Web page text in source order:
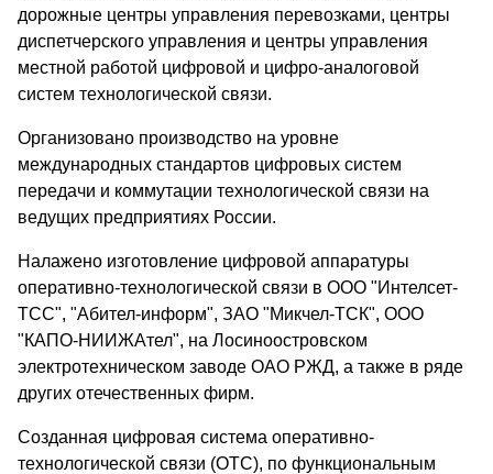
дорожные центры управления перевозками, центры
диспетчерского управления и центры управления
местной работой цифровой и цифро-аналоговой
систем технологической связи.
Организовано производство на уровне
международных стандартов цифровых систем
передачи и коммутации технологической связи на
ведущих предприятиях России.
Налажено изготовление цифровой аппаратуры
оперативно-технологической связи в ООО "Интелсет-
ТСС", "Абител-информ", ЗАО "Микчел-ТСК", ООО
"КАПО-НИИЖАтел", на Лосиноостровском
электротехническом заводе ОАО РЖД, а также в ряде
других отечественных фирм.
Созданная цифровая система оперативно-
технологической связи (ОТС), по функциональным